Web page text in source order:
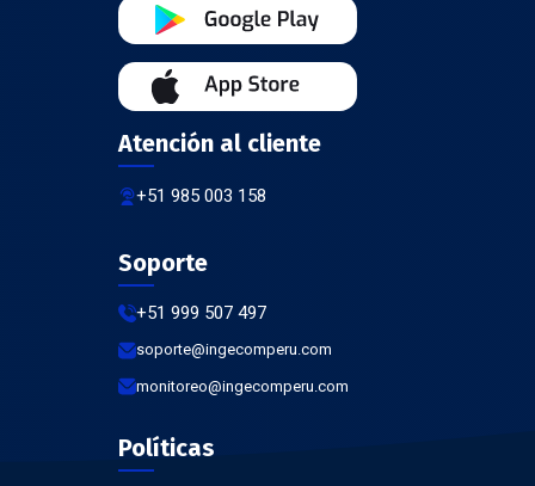
Atención al cliente
+51 985 003 158
Soporte
+51 999 507 497
soporte@ingecomperu.com
monitoreo@ingecomperu.com
Políticas